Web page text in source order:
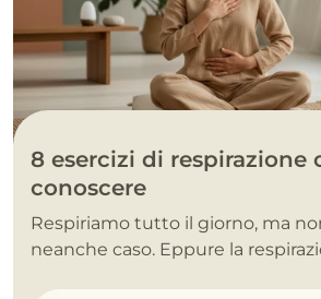
8 esercizi di respirazione
conoscere
Respiriamo tutto il giorno, ma
neanche caso. Eppure la